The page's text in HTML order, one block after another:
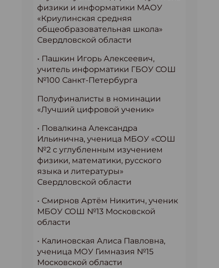
физики и информатики МАОУ
«Криулинская средняя
общеобразовательная школа»
Свердловской области
• Пашкин Игорь Алексеевич,
учитель информатики ГБОУ СОШ
№100 Санкт-Петербурга
Полуфиналисты в номинации
«Лучший цифровой ученик»
• Повалкина Александра
Ильинична, ученица МБОУ «СОШ
№2 с углубленным изучением
физики, математики, русского
языка и литературы»
Свердловской области
• Смирнов Артём Никитич, ученик
МБОУ СОШ №13 Московской
области
• Калиновская Алиса Павловна,
ученица МОУ Гимназия №15
Московской области